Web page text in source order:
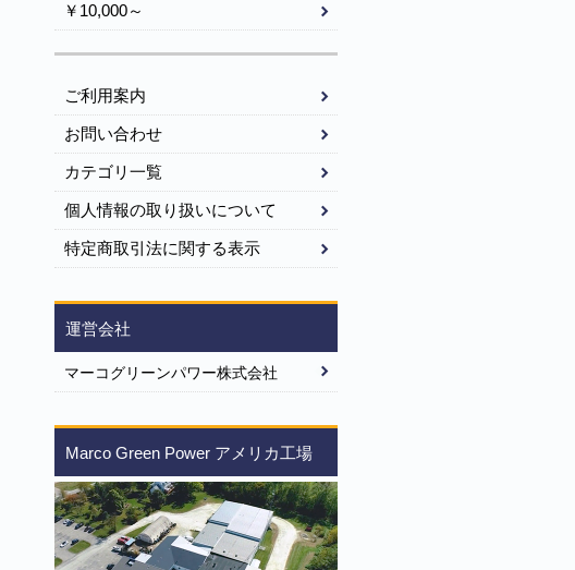
￥10,000～
ご利用案内
お問い合わせ
カテゴリ一覧
個人情報の取り扱いについて
特定商取引法に関する表示
運営会社
マーコグリーンパワー株式会社
Marco Green Power アメリカ工場